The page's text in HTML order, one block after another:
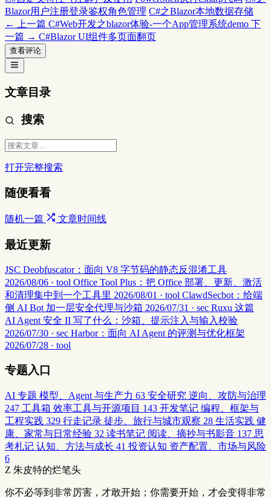
Blazor用户注册登录鉴权角色管理 C#之Blazor本地数据存储
← 上一篇 C#Web开发之blazor体验-一个App管理系统demo 下
一篇 → C#Blazor UI组件多页面翻页
查看评论
文章目录
搜索
打开完整搜索
随便看看
随机一篇 文章时间线
最近更新
JSC Deobfuscator：面向 V8 字节码的静态反混淆工具
2026/08/06 · tool Office Tool Plus：把 Office 部署、更新、激活
和清理集中到一个工具里 2026/08/01 · tool ClawdSecbot：给端
侧 AI Bot 加一层安全代理与沙箱 2026/07/31 · sec Ruxu 这篇
AI Agent 安全 II 写了什么：沙箱、提示注入与输入校验
2026/07/30 · sec Harbor：面向 AI Agent 的评测与优化框架
2026/07/28 · tool
专题入口
AI 专题 模型、Agent 与生产力 63 安全研究 逆向、攻防与治理
247 工具箱 效率工具与开源项目 143 开发笔记 编程、框架与
工程实践 329 行走记录 徒步、旅行与城市观察 28 生活实践 健
康、家常与日常经验 32 读书笔记 阅读、摘抄与书影音 137 思
考札记 认知、方法与成长 41 投资认知 资产配置、市场与风险
6
Z 朱皮特的烂笔头
你不必等到非常厉害，才敢开始；你需要开始，才会变得非常